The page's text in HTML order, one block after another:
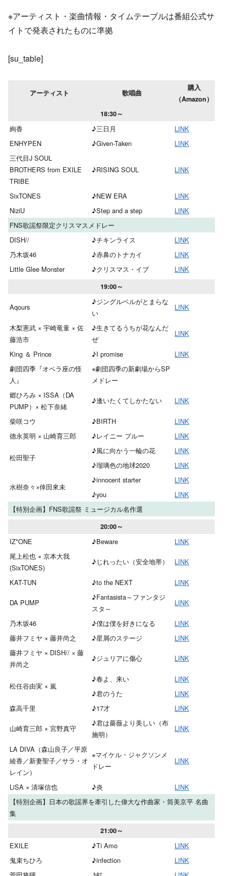
※アーティスト・楽曲情報・タイムテーブルは番組公式サ
イトで発表されたものに準拠
[su_table]
アーティスト 歌唱曲
購入
（Amazon）
18:30～
絢香 ♪三日月
LINK
ENHYPEN
♪Given-Taken
LINK
三代目J SOUL
BROTHERS from EXILE
TRIBE
♪RISING SOUL LINK
SixTONES ♪NEW ERA
LINK
NiziU
♪Step and a step
LINK
FNS歌謡祭限定クリスマスメドレー
DISH//
♪チキンライス
LINK
乃木坂46
♪赤鼻のトナカイ
LINK
Little Glee Monster
♪クリスマス・イブ LINK
19:00～
Aqours
♪ジングルベルがとまらな
い
LINK
木梨憲武 × 宇崎竜童 × 佐
藤浩市
♪生きてるうちが花なんだ
ぜ
LINK
King ＆ Prince ♪I promise
LINK
劇団四季『オペラ座の怪
人』
※劇団四季の新劇場からSP
メドレー
郷ひろみ × ISSA（DA
PUMP）× 松下奈緒
♪逢いたくてしかたない LINK
柴咲コウ ♪BIRTH
LINK
德永英明 × 山崎育三郎
♪レイニー ブルー LINK
松田聖子
♪風に向かう一輪の花
LINK
♪瑠璃色の地球2020
LINK
水樹奈々×倖田來未
♪innocent starter
LINK
♪you
LINK
【特別企画】FNS歌謡祭 ミュージカル名作選
20:00～
IZ*ONE ♪Beware
LINK
尾上松也 × 京本大我
(SixTONES)
♪じれったい（安全地帯） LINK
KAT-TUN ♪to the NEXT LINK
DA PUMP
♪Fantasista～ファンタジ
スタ～
LINK
乃木坂46 ♪僕は僕を好きになる
LINK
藤井フミヤ × 藤井尚之
♪星屑のステージ
LINK
藤井フミヤ × DISH// × 藤
井尚之
♪ジュリアに傷心 LINK
松任谷由実 × 嵐
♪春よ、来い
LINK
♪君のうた
LINK
森高千里
♪17才 LINK
山崎育三郎 × 宮野真守
♪君は薔薇より美しい（布
施明）
LINK
LA DIVA（森山良子／平原
綾香／新妻聖子／サラ・オ
レイン）
※マイケル・ジャクソンメ
ドレー
LINK
LiSA × 清塚信也 ♪炎
LINK
【特別企画】日本の歌謡界を牽引した偉大な作曲家・筒美京平 名曲
集
21:00～
EXILE ♪Ti Amo
LINK
鬼束ちひろ
♪infection
LINK